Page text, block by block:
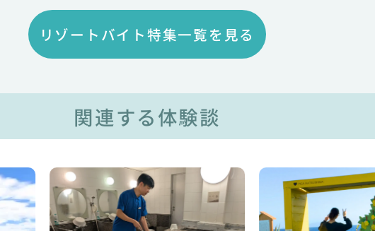
リゾートバイト特集一覧を見る
関連する体験談